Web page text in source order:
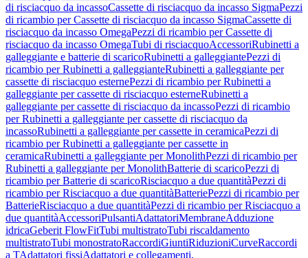
di risciacquo da incassoCassette di risciacquo da incasso SigmaPezzi
di ricambio per Cassette di risciacquo da incasso SigmaCassette di
risciacquo da incasso OmegaPezzi di ricambio per Cassette di
risciacquo da incasso OmegaTubi di risciacquoAccessoriRubinetti a
galleggiante e batterie di scaricoRubinetti a galleggiantePezzi di
ricambio per Rubinetti a galleggianteRubinetti a galleggiante per
cassette di risciacquo esternePezzi di ricambio per Rubinetti a
galleggiante per cassette di risciacquo esterneRubinetti a
galleggiante per cassette di risciacquo da incassoPezzi di ricambio
per Rubinetti a galleggiante per cassette di risciacquo da
incassoRubinetti a galleggiante per cassette in ceramicaPezzi di
ricambio per Rubinetti a galleggiante per cassette in
ceramicaRubinetti a galleggiante per MonolithPezzi di ricambio per
Rubinetti a galleggiante per MonolithBatterie di scaricoPezzi di
ricambio per Batterie di scaricoRisciacquo a due quantitàPezzi di
ricambio per Risciacquo a due quantitàBatteriePezzi di ricambio per
BatterieRisciacquo a due quantitàPezzi di ricambio per Risciacquo a
due quantitàAccessoriPulsantiAdattatoriMembraneAdduzione
idricaGeberit FlowFitTubi multistratoTubi riscaldamento
multistratoTubi monostratoRaccordiGiuntiRiduzioniCurveRaccordi
a TAdattatori fissiAdattatori e collegamenti,